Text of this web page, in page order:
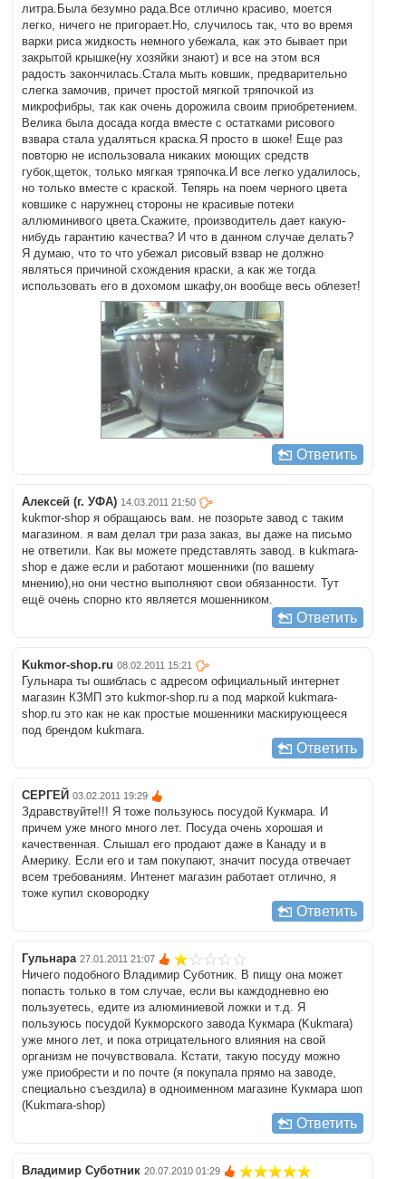
литра.Была безумно рада.Все отлично красиво, моется
легко, ничего не пригорает.Но, случилось так, что во время
варки риса жидкость немного убежала, как это бывает при
закрытой крышке(ну хозяйки знают) и все на этом вся
радость закончилась.Стала мыть ковшик, предварительно
слегка замочив, причет простой мягкой тряпочкой из
микрофибры, так как очень дорожила своим приобретением.
Велика была досада когда вместе с остатками рисового
взвара стала удаляться краска.Я просто в шоке! Еще раз
повторю не использовала никаких моющих средств
губок,щеток, только мягкая тряпочка.И все легко удалилось,
но только вместе с краской. Тепярь на поем черного цвета
ковшике с наружнец стороны не красивые потеки
аллюминивого цвета.Скажите, производитель дает какую-
нибудь гарантию качества? И что в данном случае делать?
Я думаю, что то что убежал рисовый взвар не должно
являться причиной схождения краски, а как же тогда
использовать его в дохомом шкафу,он вообще весь облезет!
Ответить
Алексей (г. УФА) 14.03.2011 21:50
kukmor-shop я обращаюсь вам. не позорьте завод с таким
магазином. я вам делал три раза заказ, вы даже на письмо
не ответили. Как вы можете представлять завод. в kukmara-
shop е даже если и работают мошенники (по вашему
мнению),но они честно выполняют свои обязанности. Тут
ещё очень спорно кто является мошенником.
Ответить
Kukmor-shop.ru 08.02.2011 15:21
Гульнара ты ошиблась с адресом официальный интернет
магазин КЗМП это kukmor-shop.ru а под маркой kukmara-
shop.ru это как не как простые мошенники маскирующееся
под брендом kukmara.
Ответить
СЕРГЕЙ 03.02.2011 19:29
Здравствуйте!!! Я тоже пользуюсь посудой Кукмара. И
причем уже много много лет. Посуда очень хорошая и
качественная. Слышал его продают даже в Канаду и в
Америку. Если его и там покупают, значит посуда отвечает
всем требованиям. Интенет магазин работает отлично, я
тоже купил сковородку
Ответить
Гульнара 27.01.2011 21:07
Ничего подобного Владимир Суботник. В пищу она может
попасть только в том случае, если вы каждодневно ею
пользуетесь, едите из алюминиевой ложки и т.д. Я
пользуюсь посудой Кукморского завода Кукмара (Kukmara)
уже много лет, и пока отрицательного влияния на свой
организм не почувствовала. Кстати, такую посуду можно
уже приобрести и по почте (я покупала прямо на заводе,
специально съездила) в одноименном магазине Кукмара шоп
(Kukmara-shop)
Ответить
Владимир Суботник 20.07.2010 01:29